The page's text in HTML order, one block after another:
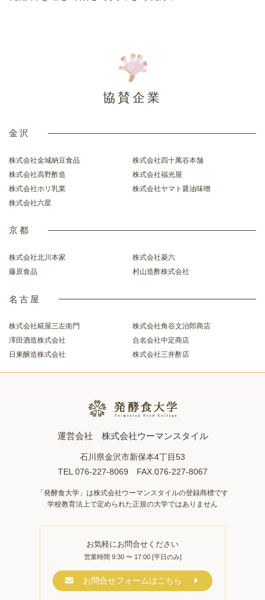
協賛企業
金沢
株式会社金城納豆食品
株式会社四十萬谷本舗
株式会社高野酢造
株式会社福光屋
株式会社ホリ乳業
株式会社ヤマト醤油味噌
株式会社六星
京都
株式会社北川本家
株式会社菱六
藤原食品
村山造酢株式会社
名古屋
株式会社糀屋三左衛門
株式会社角谷文治郎商店
澤田酒造株式会社
合名会社中定商店
日東醸造株式会社
株式会社三井酢店
運営会社 株式会社ウーマンスタイル
石川県金沢市新保本4丁目53
TEL 076-227-8069 FAX.076-227-8067
「発酵食大学」は株式会社ウーマンスタイルの登録商標です
学校教育法上で定められた正規の大学ではありません
お気軽にお問合せください
営業時間 9:30 〜 17:00 [平日のみ]
お問合せフォームはこちら